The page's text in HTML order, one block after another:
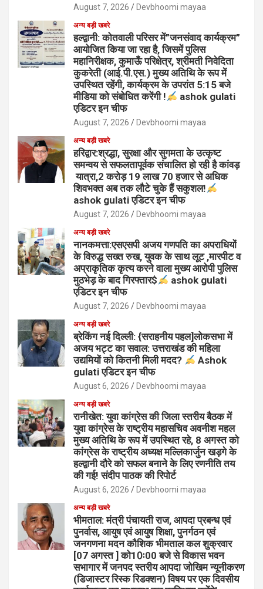
August 7, 2026 Devbhoomi mayaa
अन्य बड़ी खबरे
हल्द्वानी: कोतवाली परिसर में”जनसंवाद कार्यक्रम”
आयोजित किया जा रहा है, जिसमें पुलिस
महानिरीक्षक, कुमाऊँ परिक्षेत्र, श्रीमती निवेदिता
कुकरेती (आई.पी.एस.) मुख्य अतिथि के रूप में
उपस्थित रहेंगी, कार्यक्रम के उपरांत 5:15 बजे
मीडिया को संबोधित करेंगी !
ashok gulati
एडिटर इन चीफ
August 7, 2026 Devbhoomi mayaa
अन्य बड़ी खबरे
हरिद्वार:श्रद्धा, सुरक्षा और सुगमता के उत्कृष्ट
समन्वय से सफलतापूर्वक संचालित हो रही है कांवड़
यात्रा,2 करोड़ 19 लाख 70 हजार से अधिक
शिवभक्त अब तक लौटे चुके हैं सकुशल!
ashok gulati एडिटर इन चीफ
August 7, 2026 Devbhoomi mayaa
अन्य बड़ी खबरे
नानकमत्ता:एसएसपी अजय गणपति का अपराधियों
के विरुद्ध सख्त रुख, युवक के साथ लूट ,मारपीट व
अप्राकृतिक कृत्य करने वाला मुख्य आरोपी पुलिस
मुठभेड़ के बाद गिरफ्तार$
ashok gulati
एडिटर इन चीफ
August 7, 2026 Devbhoomi mayaa
अन्य बड़ी खबरे
ब्रेकिंग नई दिल्ली: {सराहनीय पहल]लोकसभा में
अजय भट्ट का सवाल: उत्तराखंड की महिला
उद्यमियों को कितनी मिली मदद?
Ashok
gulati एडिटर इन चीफ
August 6, 2026 Devbhoomi mayaa
अन्य बड़ी खबरे
रानीखेत: युवा कांग्रेस की जिला स्तरीय बैठक में
युवा कांग्रेस के राष्ट्रीय महासचिव अवनीश महल
मुख्य अतिथि के रूप में उपस्थित रहे, 8 अगस्त को
कांग्रेस के राष्ट्रीय अध्यक्ष मल्लिकार्जुन खड़गे के
हल्द्वानी दौरे को सफल बनाने के लिए रणनीति तय
की गई! संदीप पाठक की रिपोर्ट
August 6, 2026 Devbhoomi mayaa
अन्य बड़ी खबरे
भीमताल: मंत्री पंचायती राज, आपदा प्रबन्ध एवं
पुनर्वास, आयुष एवं आयुष शिक्षा, पुनर्गठन एवं
जनगणना मदन कौशिक भीमताल कल शुक्रवार
[07 अगस्त ] को10ः00 बजे से विकास भवन
सभागार में जनपद स्तरीय आपदा जोखिम न्यूनीकरण
(डिजास्टर रिस्क रिडक्शन) विषय पर एक दिवसीय